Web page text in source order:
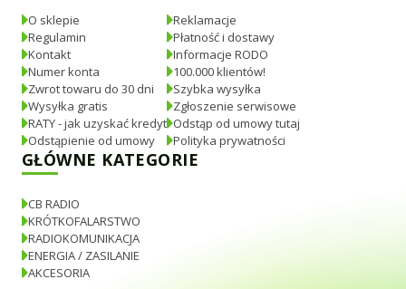
O sklepie
Regulamin
Kontakt
Numer konta
Zwrot towaru do 30 dni
Wysyłka gratis
RATY - jak uzyskać kredyt
Odstąpienie od umowy
Reklamacje
Płatność i dostawy
Informacje RODO
100.000 klientów!
Szybka wysyłka
Zgłoszenie serwisowe
Odstąp od umowy tutaj
Polityka prywatności
GŁÓWNE KATEGORIE
CB RADIO
KRÓTKOFALARSTWO
RADIOKOMUNIKACJA
ENERGIA / ZASILANIE
AKCESORIA